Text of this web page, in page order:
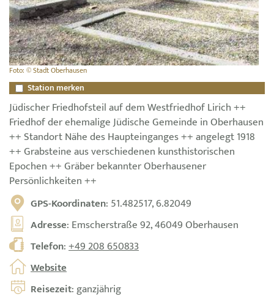
Foto: © Stadt Oberhausen
Station merken
Jüdischer Friedhofsteil auf dem Westfriedhof Lirich ++
Friedhof der ehemalige Jüdische Gemeinde in Oberhausen
++ Standort Nähe des Haupteinganges ++ angelegt 1918
++ Grabsteine aus verschiedenen kunsthistorischen
Epochen ++ Gräber bekannter Oberhausener
Persönlichkeiten ++
GPS-Koordinaten: 51.482517, 6.82049
Adresse: Emscherstraße 92, 46049 Oberhausen
Telefon:+49 208 650833
Website
Reisezeit: ganzjährig